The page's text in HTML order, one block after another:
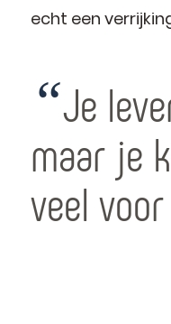
echt een
“Je
maar je
veel